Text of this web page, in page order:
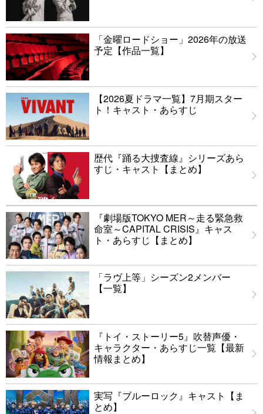
「金曜ロードショー」2026年の放送
予定【作品一覧】
【2026夏ドラマ一覧】7月期スター
ト！キャスト・あらすじ
歴代『踊る大捜査線』シリーズあら
すじ・キャスト【まとめ】
『劇場版TOKYO MER～走る緊急救
命室～CAPITAL CRISIS』キャス
ト・あらすじ【まとめ】
「ラヴ上等」シーズン2メンバー
【一覧】
『トイ・ストーリー5』吹替声優・
キャラクター・あらすじ一覧【最新
情報まとめ】
実写『ブルーロック』キャスト【ま
とめ】